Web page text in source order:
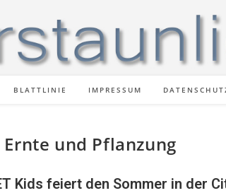
BLATTLINIE IMPRESSUM
und Pflanzung
Kids feiert den Sommer in der